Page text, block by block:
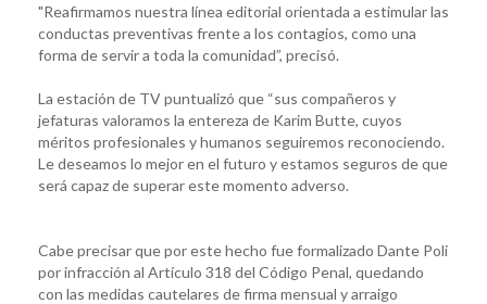
"Reafirmamos nuestra línea editorial orientada a estimular las
conductas preventivas frente a los contagios, como una
forma de servir a toda la comunidad”, precisó.
La estación de TV puntualizó que “sus compañeros y
jefaturas valoramos la entereza de Karim Butte, cuyos
méritos profesionales y humanos seguiremos reconociendo.
Le deseamos lo mejor en el futuro y estamos seguros de que
será capaz de superar este momento adverso.
Cabe precisar que por este hecho fue formalizado Dante Poli
por infracción al Artículo 318 del Código Penal, quedando
con las medidas cautelares de firma mensual y arraigo